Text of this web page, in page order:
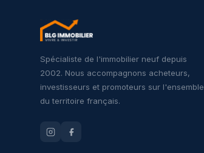
Spécialiste de l'immobilier neuf depuis
2002. Nous accompagnons acheteurs,
investisseurs et promoteurs sur l'ensemble
du territoire français.